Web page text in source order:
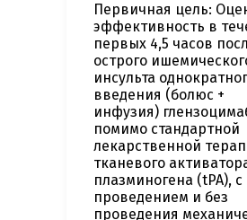
Первичная цель:
эффективность в
первых 4,5 часов
острого
инсульта
введения (болюс +
инфузия)
помимо стандартной
лекарственной
тканевого
плазминогена (tPA), с
проведением и без
проведения